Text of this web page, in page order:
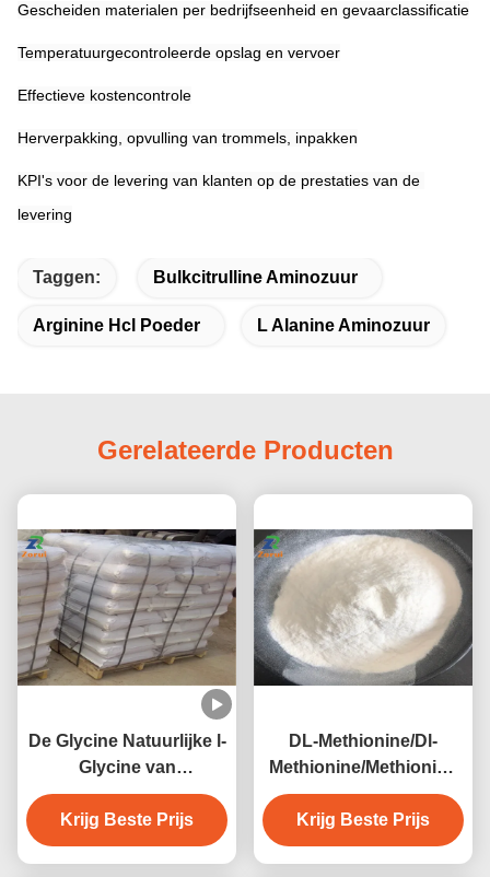
Gescheiden materialen per bedrijfseenheid en gevaarclassificatie
Temperatuurgecontroleerde opslag en vervoer
Effectieve kostencontrole
Herverpakking, opvulling van trommels, inpakken
KPI's voor de levering van klanten op de prestaties van de
levering
Taggen: Bulkcitrulline Aminozuur
Arginine Hcl Poeder L Alanine Aminozuur
Gerelateerde Producten
De Glycine Natuurlijke l-
Glycine van
voedingsversterkers
Voedselsupplementen
CAS 56-40-6
Krijg Beste Prijs
DL-Methionine/Dl-
Methionine/Methionine
Aminozuurpoeder CAS
59-51-8
Krijg Beste Prijs